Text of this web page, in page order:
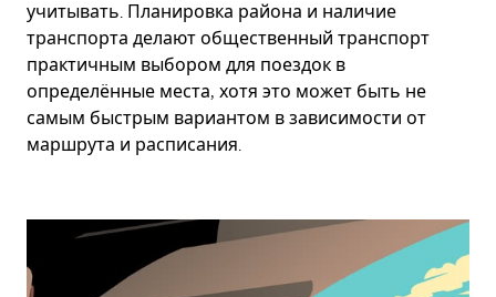
учитывать. Планировка района и наличие
транспорта делают общественный транспорт
практичным выбором для поездок в
определённые места, хотя это может быть не
самым быстрым вариантом в зависимости от
маршрута и расписания.